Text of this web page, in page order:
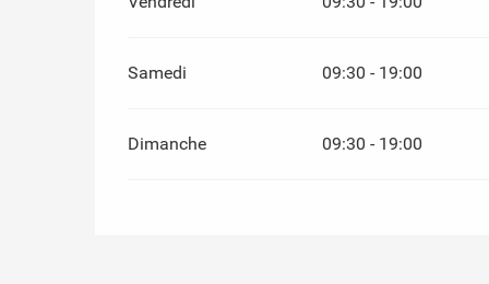
Samedi 09:30 - 19:00
Dimanche 09:30 - 19:00